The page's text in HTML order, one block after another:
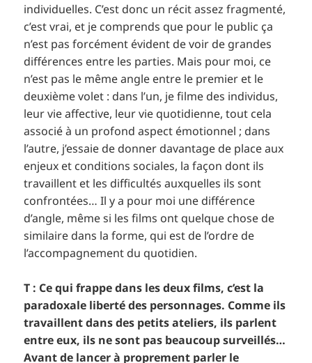
individuelles. C’est donc un récit assez fragmenté,
c’est vrai, et je comprends que pour le public ça
n’est pas forcément évident de voir de grandes
différences entre les parties. Mais pour moi, ce
n’est pas le même angle entre le premier et le
deuxième volet : dans l’un, je filme des individus,
leur vie affective, leur vie quotidienne, tout cela
associé à un profond aspect émotionnel ; dans
l’autre, j’essaie de donner davantage de place aux
enjeux et conditions sociales, la façon dont ils
travaillent et les difficultés auxquelles ils sont
confrontées… Il y a pour moi une différence
d’angle, même si les films ont quelque chose de
similaire dans la forme, qui est de l’ordre de
l’accompagnement du quotidien.
T : Ce qui frappe dans les deux films, c’est la
paradoxale liberté des personnages. Comme ils
travaillent dans des petits ateliers, ils parlent
entre eux, ils ne sont pas beaucoup surveillés…
Avant de lancer à proprement parler le